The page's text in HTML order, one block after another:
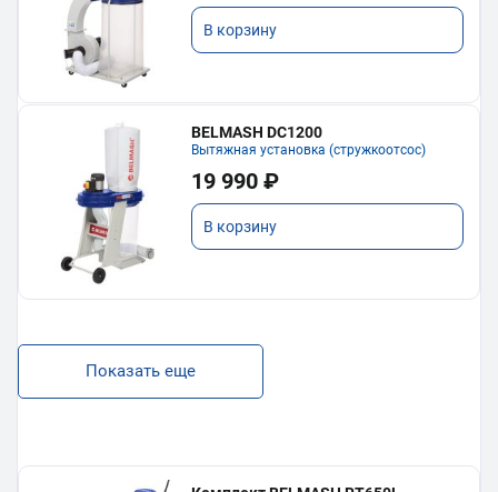
В корзину
BELMASH DC1200
Вытяжная установка (стружкоотсос)
19 990 ₽
В корзину
Показать еще